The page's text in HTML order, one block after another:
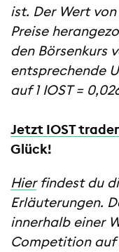
ist. Der Wert von
Preise
den Börsenkurs
entsprechende
auf 1 IOST =
Jetzt IOST
Glück!
Hierfindest du
Erläuterungen.
innerhalb einer
Competition auf